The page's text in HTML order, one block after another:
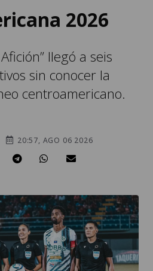
2026
llegó a seis
sin conocer la
centroamericano.
20:57, AGO 06 2026